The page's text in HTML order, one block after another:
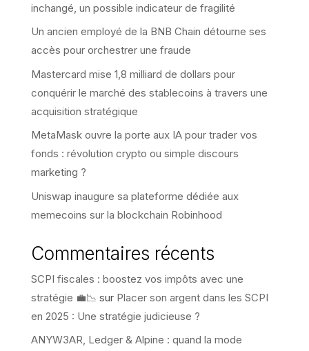
inchangé, un possible indicateur de fragilité
Un ancien employé de la BNB Chain détourne ses
accès pour orchestrer une fraude
Mastercard mise 1,8 milliard de dollars pour
conquérir le marché des stablecoins à travers une
acquisition stratégique
MetaMask ouvre la porte aux IA pour trader vos
fonds : révolution crypto ou simple discours
marketing ?
Uniswap inaugure sa plateforme dédiée aux
memecoins sur la blockchain Robinhood
Commentaires récents
SCPI fiscales : boostez vos impôts avec une
stratégie 💼📉 sur Placer son argent dans les SCPI
en 2025 : Une stratégie judicieuse ?
ANYW3AR, Ledger & Alpine : quand la mode